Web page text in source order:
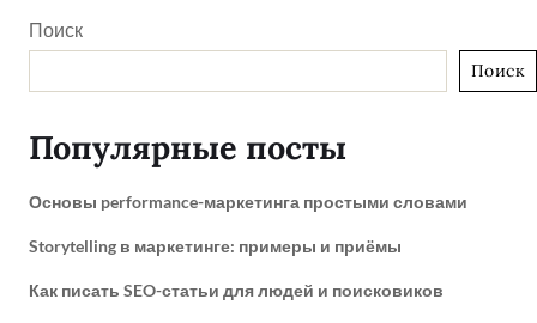
Поиск
Поиск
Популярные посты
Основы performance-маркетинга простыми словами
Storytelling в маркетинге: примеры и приёмы
Как писать SEO-статьи для людей и поисковиков